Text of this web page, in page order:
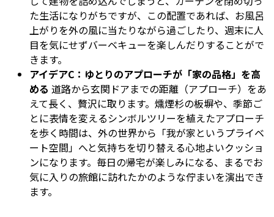
た生活になりがちですが、この配置であれば、お風呂
上がりを外の風に当たりながら過ごしたり、週末に人
目を気にせずバーベキューを楽しんだりすることがで
きます。
アイデアC：ゆとりのアプローチが「家の品格」を高
める 道路から玄関ドアまでの距離（アプローチ）をあ
えて長く、贅沢に取ります。燻煙杉の板塀や、季節ご
とに表情を変えるシンボルツリーを植えたアプローチ
を歩く時間は、外の世界から「我が家というプライベ
ート空間」へと気持ちを切り替える心地よいクッショ
ンになります。毎日の帰宅が楽しみになる、まるでお
気に入りの旅館に訪れたかのような佇まいを演出でき
ます。